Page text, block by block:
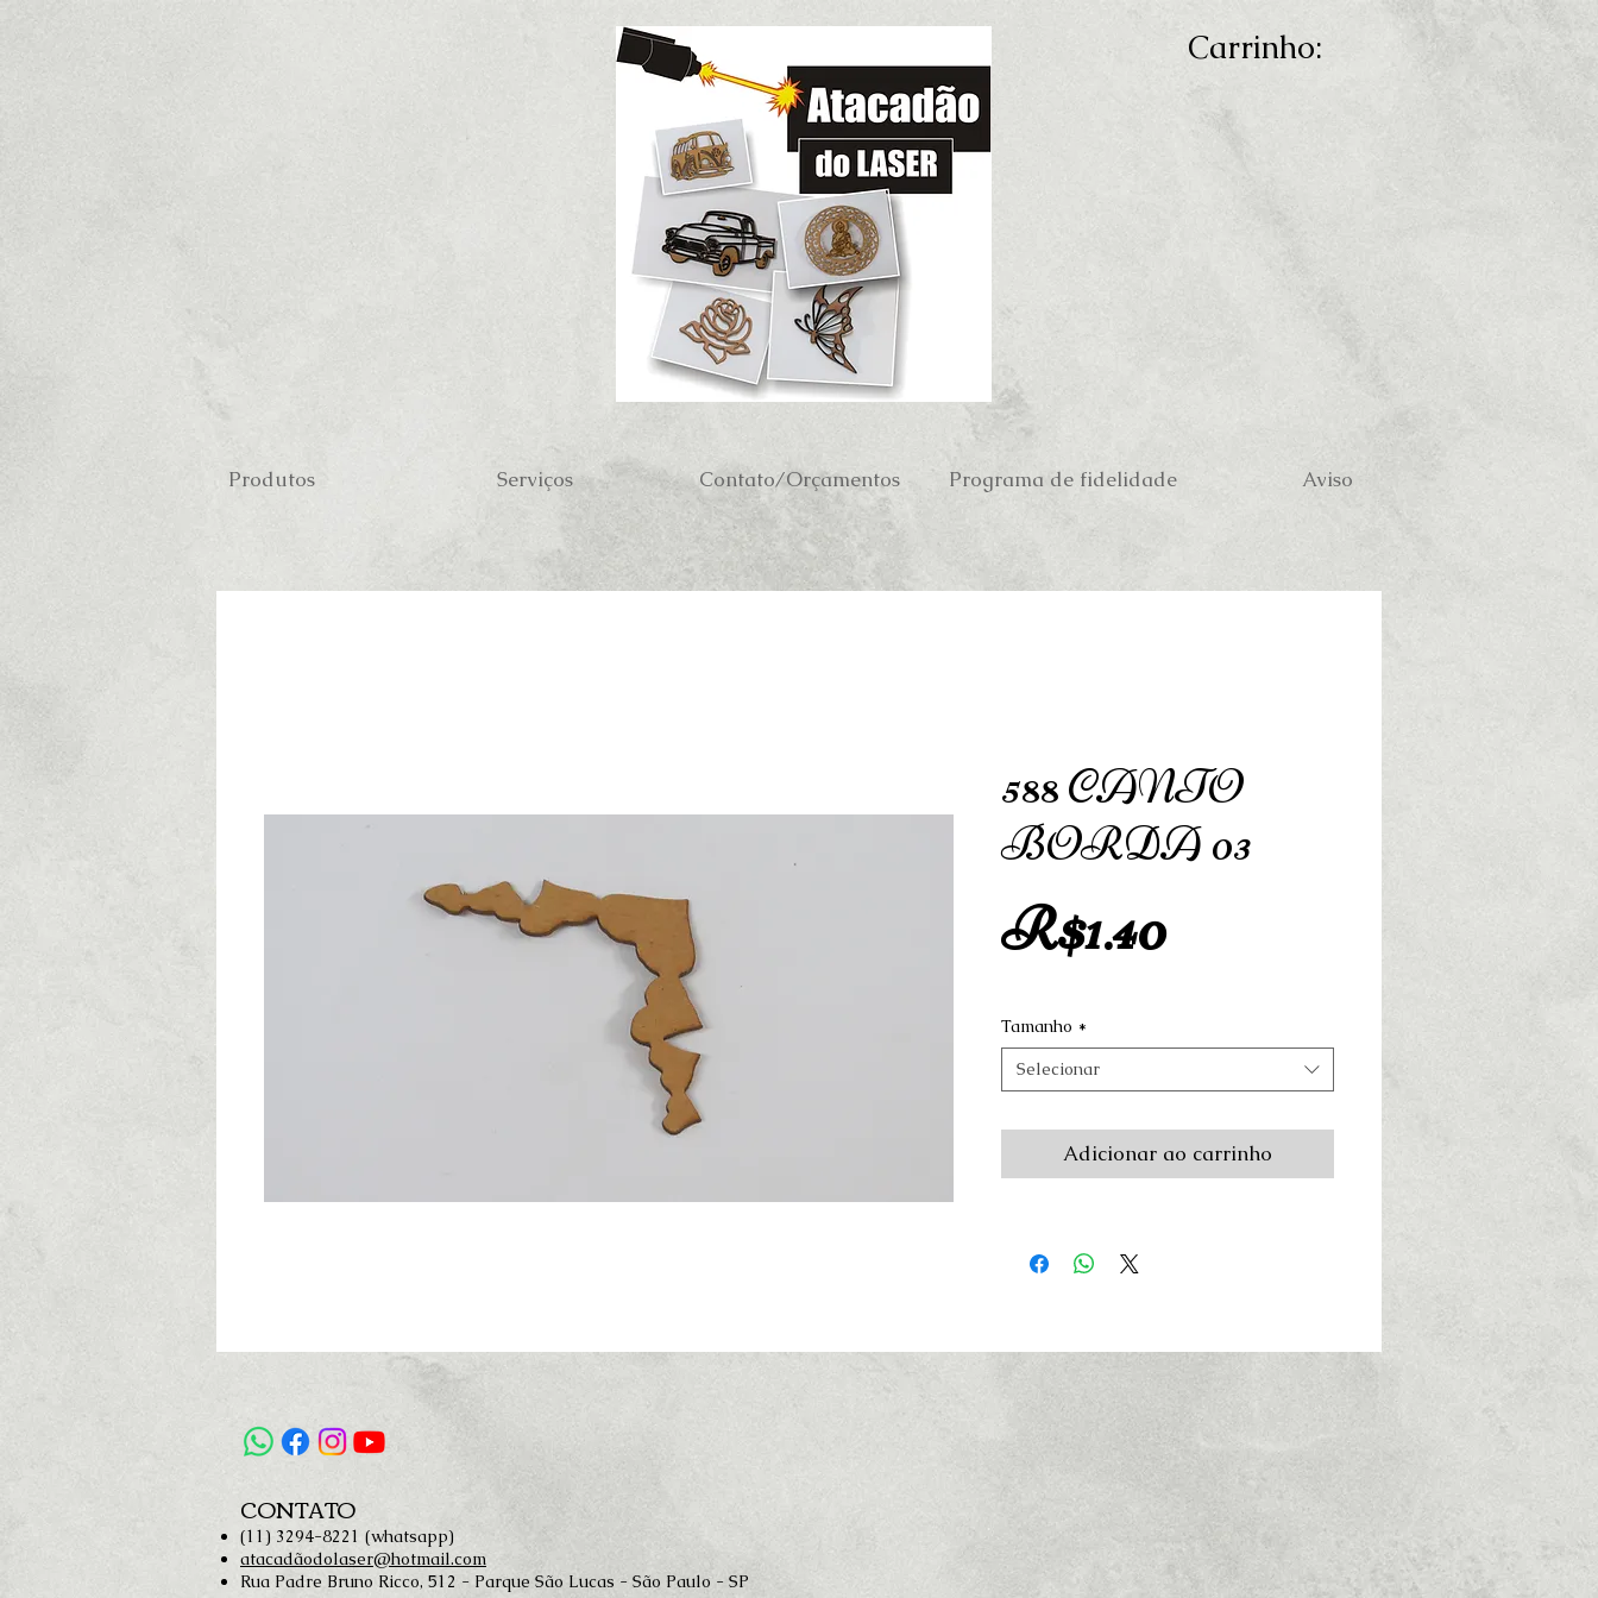
Carrinho:
Produtos Serviços Contato/Orçamentos Programa de fidelidade Aviso
588 CANTO
BORDA 03
R$1.40Preço
Tamanho *
Selecionar
Adicionar ao carrinho
CONTATO
(11) 3294-8221 (whatsapp)
atacadãodolaser@hotmail.com
Rua Padre Bruno Ricco, 512 - Parque São Lucas - São Paulo - SP